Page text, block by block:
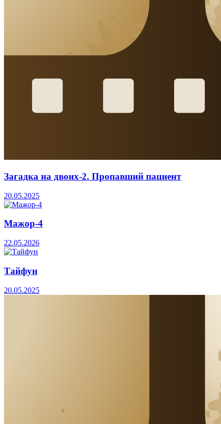
Загадка на двоих-2. Пропавший пациент
20.05.2025
Мажор-4
22.05.2026
Тайфун
20.05.2025